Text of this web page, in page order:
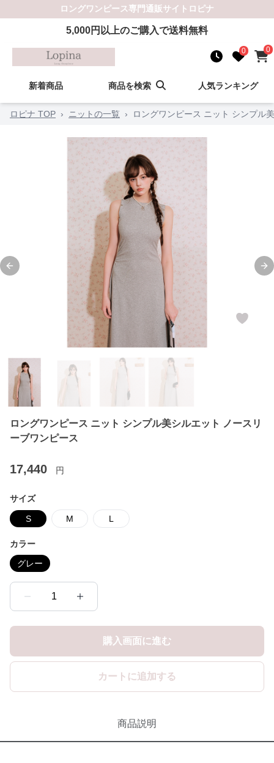
ロングワンピース専門通販サイト ロピナ
5,000円以上のご購入で送料無料
0 0
新着商品 商品を検索 人気ランキング
ロピナ TOP › ニットの一覧 › ロングワンピース ニット シンプル
Previous slide
ロングワンピース ニット シンプル美シルエット ノースリ
ーブワンピース
17,440 円
サイズ
S M L
カラー
グレー
1
購入画面に進む
カートに追加する
商品説明